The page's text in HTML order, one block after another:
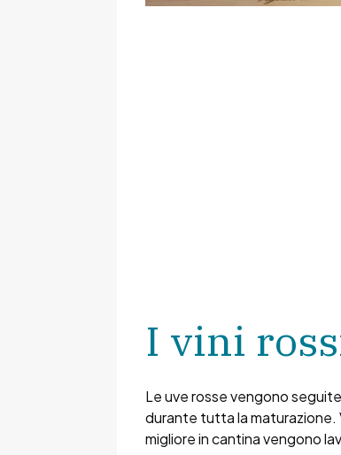
I vini
Le uve rosse vengono
durante tutta la maturazione.
migliore in cantina vengono